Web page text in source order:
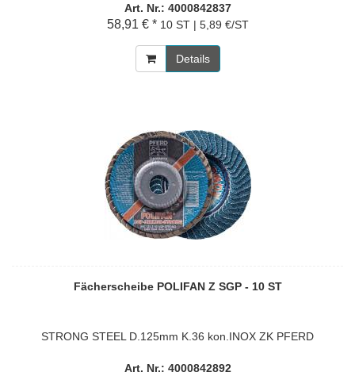
Art. Nr.: 4000842837
58,91 € * 10 ST | 5,89 €/ST
Details
Fächerscheibe POLIFAN Z SGP - 10 ST
STRONG STEEL D.125mm K.36 kon.INOX ZK PFERD
Art. Nr.: 4000842892